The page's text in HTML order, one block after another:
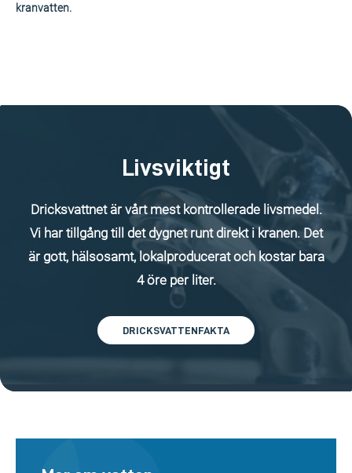
kranvatten.
Livsviktigt
Dricksvattnet är vårt mest kontrollerade livsmedel.
Vi har tillgång till det dygnet runt direkt i kranen. Det
är gott, hälsosamt, lokalproducerat och kostar bara
4 öre per liter.
DRICKSVATTENFAKTA